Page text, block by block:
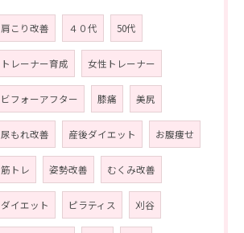
肩こり改善 ４０代 50代
トレーナー育成 女性トレーナー
ビフォーアフター 膝痛 美尻
尿もれ改善 産後ダイエット お腹痩せ
筋トレ 姿勢改善 むくみ改善
ダイエット ピラティス 刈谷